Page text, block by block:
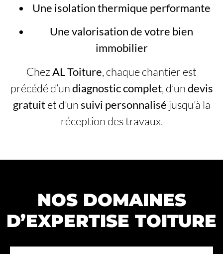
Une isolation thermique performante
Une valorisation de votre bien
immobilier
ChezAL Toiture, chaque chantier est
précédé d’undiagnostic complet, d’undevis
gratuitet d’unsuivi personnalisé jusqu’à la
réception des travaux.
NOS DOMAINES
D’EXPERTISE TOITURE